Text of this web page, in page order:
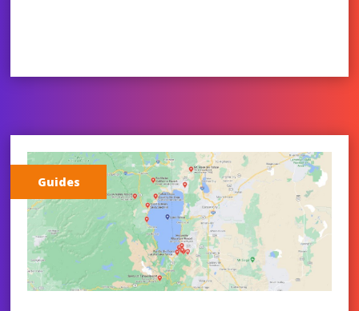
Guides